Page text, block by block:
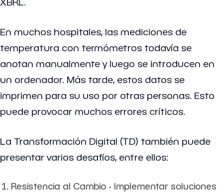
En muchos hospitales, las mediciones de
temperatura con termómetros todavía se
anotan manualmente y luego se introducen en
un ordenador. Más tarde, estos datos se
imprimen para su uso por otras personas. Esto
puede provocar muchos errores críticos.
La Transformación Digital (TD) también puede
presentar varios desafíos, entre ellos:
Resistencia al Cambio - Implementar soluciones